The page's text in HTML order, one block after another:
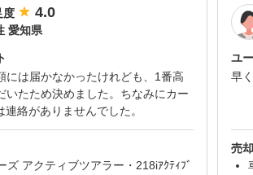
度
4.0
愛知県
には届かなかったけれども、1番高
いたため決めました。ちなみにカー
絡がありませんでした。
ズ アクティブツアラー・218iｱｸﾃｨﾌﾞ
ユ
早
売